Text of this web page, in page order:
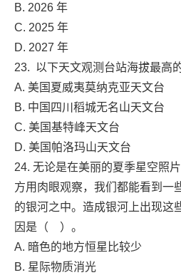
B. 2026 年
C. 2025 年
D. 2027 年
23. 以下天文观测台站海拔最高
A. 美国夏威夷莫纳克亚天文台
B. 中国四川稻城无名山天文台
C. 美国基特峰天文台
D. 美国帕洛玛山天文台
24. 无论是在美丽的夏季星空照
方用肉眼观察，我们都能看到一
的银河之中。造成银河上出现这
因是（ ）。
A. 暗色的地方恒星比较少
B. 星际物质消光